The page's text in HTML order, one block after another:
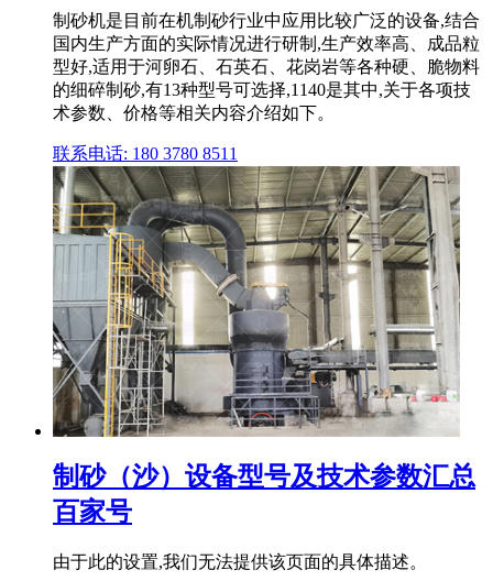
制砂机是目前在机制砂行业中应用比较广泛的设备,结合
国内生产方面的实际情况进行研制,生产效率高、成品粒
型好,适用于河卵石、石英石、花岗岩等各种硬、脆物料
的细碎制砂,有13种型号可选择,1140是其中,关于各项技
术参数、价格等相关内容介绍如下。
联系电话: 180 3780 8511
制砂（沙）设备型号及技术参数汇总
百家号
由于此的设置,我们无法提供该页面的具体描述。